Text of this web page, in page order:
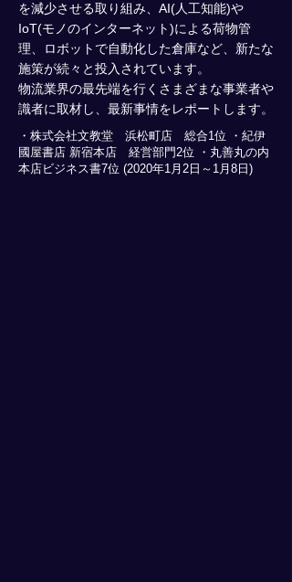
を減少させる取り組み、AI(人工知能)や
IoT(モノのインターネット)による荷物管
理、ロボットで自動化した倉庫など、新たな
施策が続々と投入されています。
物流業界の最先端を行くさまざまな事業者や
識者に取材し、最新事情をレポートします。
・株式会社文教堂 浜松町店 総合1位 ・紀伊
國屋書店 新宿本店 経営部門2位 ・丸善丸の内
本店ビジネス書7位 (2020年1月2日～1月8日)